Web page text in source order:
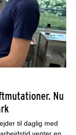
Nu
til daglig med
venter en